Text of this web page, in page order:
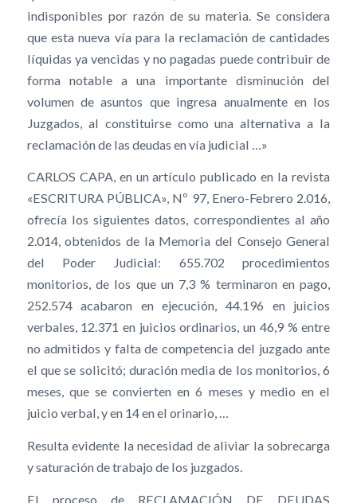
indisponibles por razón de su materia. Se considera
que esta nueva vía para la reclamación de cantidades
líquidas ya vencidas y no pagadas puede contribuir de
forma notable a una importante disminución del
volumen de asuntos que ingresa anualmente en los
Juzgados, al constituirse como una alternativa a la
reclamación de las deudas en vía judicial …»
CARLOS CAPA, en un artículo publicado en la revista
«ESCRITURA PÚBLICA», Nº 97, Enero-Febrero 2.016,
ofrecía los siguientes datos, correspondientes al año
2.014, obtenidos de la Memoria del Consejo General
del Poder Judicial: 655.702 procedimientos
monitorios, de los que un 7,3 % terminaron en pago,
252.574 acabaron en ejecución, 44.196 en juicios
verbales, 12.371 en juicios ordinarios, un 46,9 % entre
no admitidos y falta de competencia del juzgado ante
el que se solicitó; duración media de los monitorios, 6
meses, que se convierten en 6 meses y medio en el
juicio verbal, y en 14 en el orinario, …
Resulta evidente la necesidad de aliviar la sobrecarga
y saturación de trabajo de los juzgados.
El proceso de RECLAMACIÓN DE DEUDAS